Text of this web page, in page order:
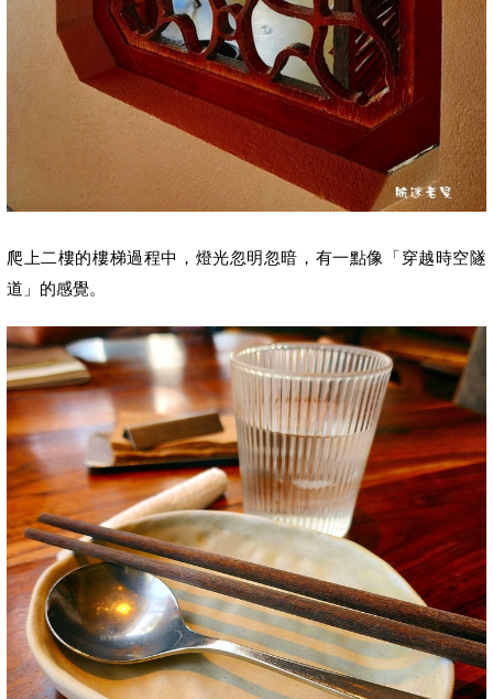
爬上二樓的樓梯過程中，燈光忽明忽暗，有一點像「穿越時空隧
道」的感覺。